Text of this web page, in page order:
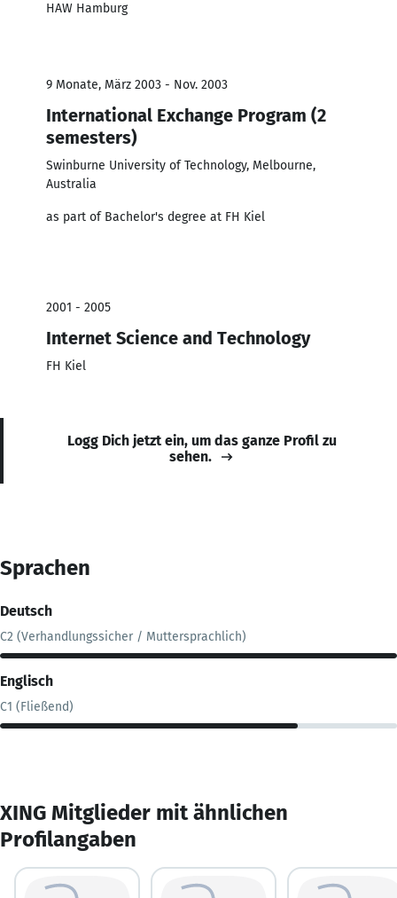
HAW Hamburg
9 Monate, März 2003 - Nov. 2003
International Exchange Program (2
semesters)
Swinburne University of Technology, Melbourne,
Australia
as part of Bachelor's degree at FH Kiel
2001 - 2005
Internet Science and Technology
FH Kiel
Logg Dich jetzt ein, um das ganze Profil zu
sehen.
Sprachen
Deutsch
C2 (Verhandlungssicher / Muttersprachlich)
Englisch
C1 (Fließend)
XING Mitglieder mit ähnlichen
Profilangaben